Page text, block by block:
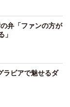
弁「ファンの方が
」
ラビアで魅せるダ